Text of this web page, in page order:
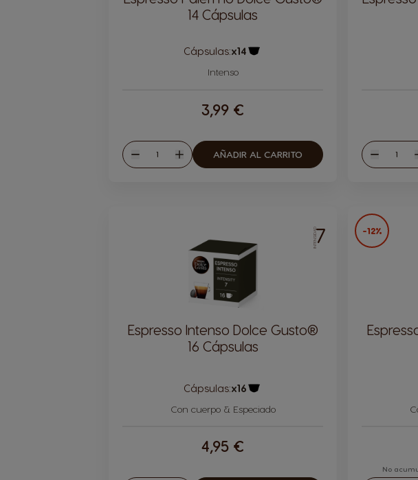
14 Cápsulas
Cápsulas:x14
Intenso
3,99 €
Disminuir
Cantidad
Aumentar
AÑADIR AL CARRITO
Disminuir
INTENSIDAD7
Espresso Intenso Dolce Gusto®
16 Cápsulas
Cápsulas:x16
Con cuerpo & Especiado
4,95 €
-12%
No